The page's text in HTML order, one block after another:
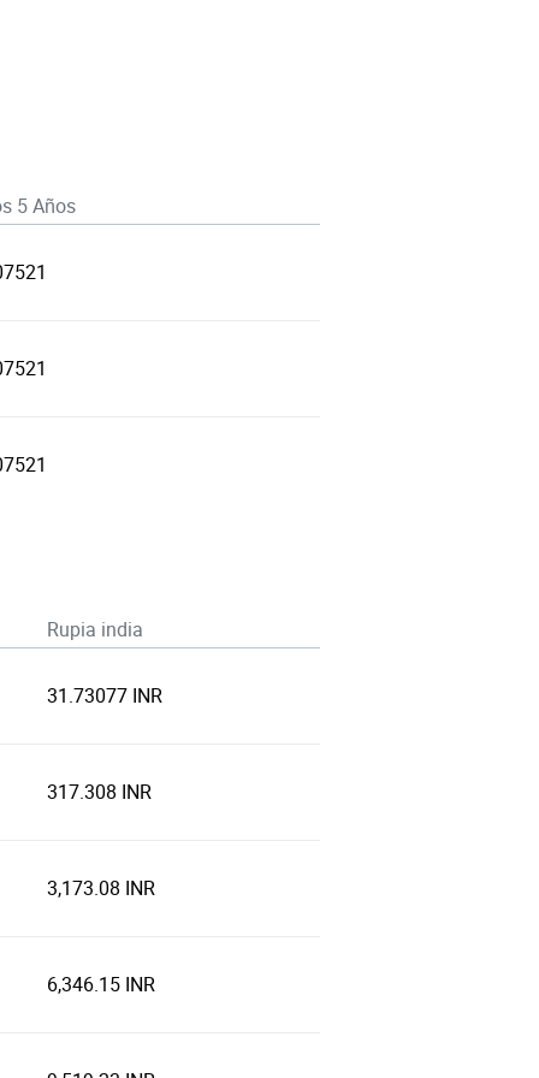
5 Años
Rupia india
31.73077 INR
317.308 INR
3,173.08 INR
6,346.15 INR